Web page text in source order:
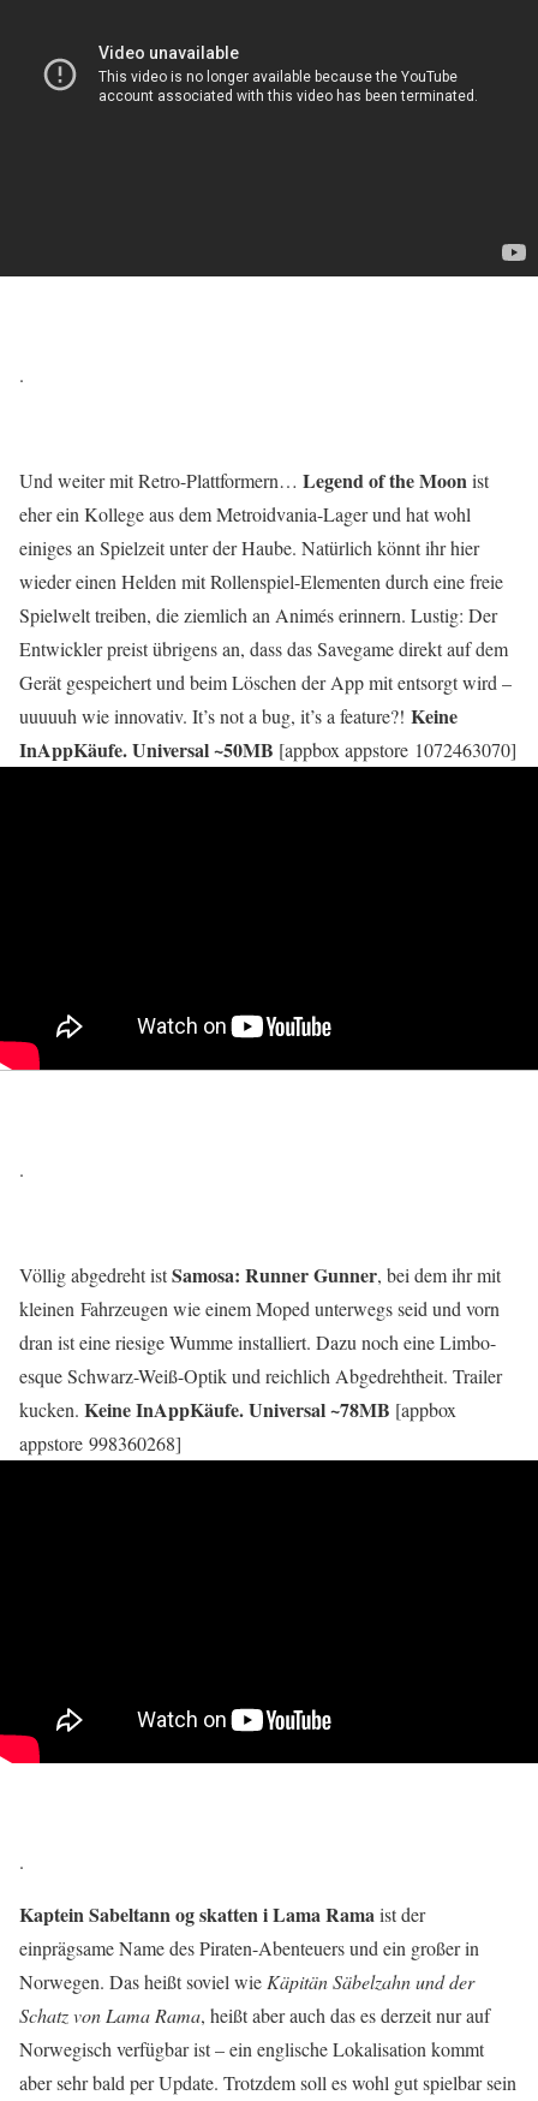
.
Und weiter mit Retro-Plattformern… Legend of the Moonist
eher ein Kollege aus dem Metroidvania-Lager und hat wohl
einiges an Spielzeit unter der Haube. Natürlich könnt ihr hier
wieder einen Helden mit Rollenspiel-Elementen durch eine freie
Spielwelt treiben, die ziemlich an Animés erinnern. Lustig: Der
Entwickler preist übrigens an, dass das Savegame direkt auf dem
Gerät gespeichert und beim Löschen der App mit entsorgt wird –
uuuuuh wie innovativ. It’s not a bug, it’s a feature?! Keine
InAppKäufe. Universal ~50MB [appbox appstore 1072463070]
.
Völlig abgedreht istSamosa: Runner Gunner, bei dem ihr mit
kleinen Fahrzeugen wie einem Moped unterwegs seid und vorn
dran ist eine riesige Wumme installiert. Dazu noch eine Limbo-
esque Schwarz-Weiß-Optik und reichlich Abgedrehtheit. Trailer
kucken. Keine InAppKäufe. Universal ~78MB [appbox
appstore 998360268]
.
Kaptein Sabeltann og skatten i Lama Ramaist der
einprägsame Name des Piraten-Abenteuers und ein großer in
Norwegen. Das heißt soviel wie Käpitän Säbelzahn und der
Schatz von Lama Rama, heißt aber auch das es derzeit nur auf
Norwegisch verfügbar ist – ein englische Lokalisation kommt
aber sehr bald per Update. Trotzdem soll es wohl gut spielbar sein